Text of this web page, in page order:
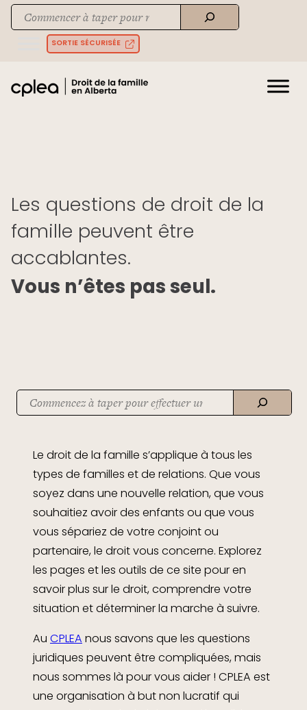
SkipRecherche
When autocomplete results are available use up and down arrows
SORTIE SÉCURISÉE
Les questions de droit de la
famille peuvent être
accablantes.
Vous n’êtes pas seul.
Recherche
Le droit de la famille s’applique à tous les
types de familles et de relations. Que vous
soyez dans une nouvelle relation, que vous
souhaitiez avoir des enfants ou que vous
vous sépariez de votre conjoint ou
partenaire, le droit vous concerne. Explorez
les pages et les outils de ce site pour en
savoir plus sur le droit, comprendre votre
situation et déterminer la marche à suivre.
Au CPLEA nous savons que les questions
juridiques peuvent être compliquées, mais
nous sommes là pour vous aider ! CPLEA est
une organisation à but non lucratif qui